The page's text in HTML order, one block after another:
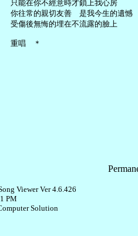
只能在你不經意時才鎖上我心房
你往常的親切友善　是我今生的遺憾
受傷後無悔的埋在不流露的臉上
Viewer Ver 4.6.426
PM
Solution